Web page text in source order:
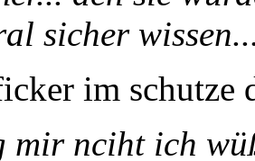
sicher
im schutze
mir nciht ich